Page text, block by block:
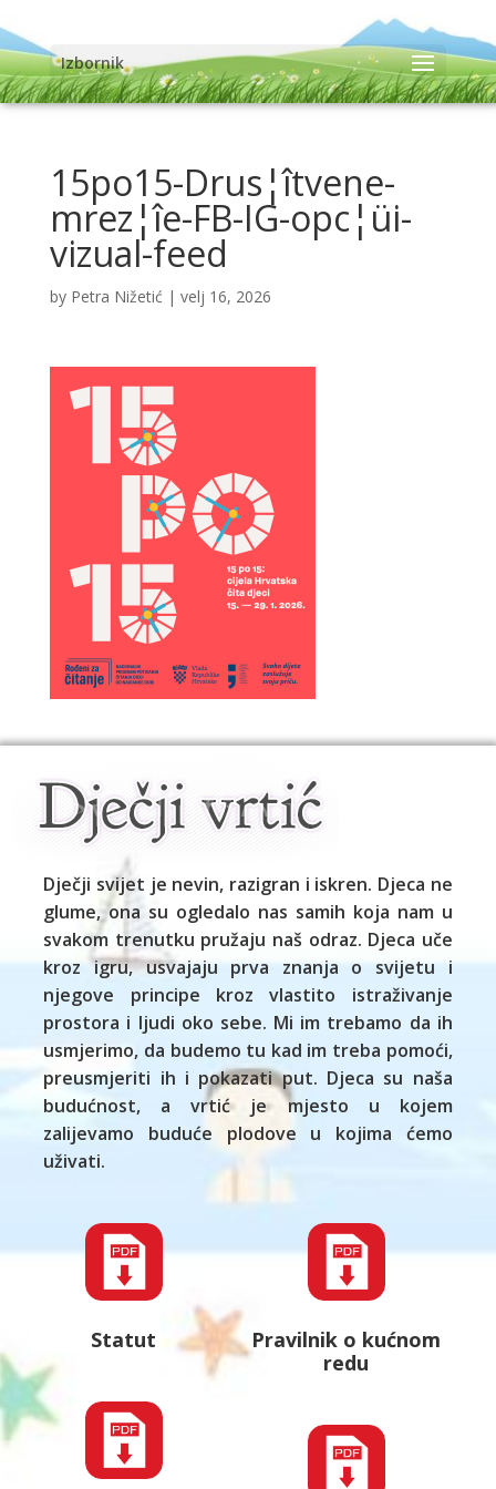
Izbornik
15po15-Drus¦îtvene-
mrez¦îe-FB-IG-opc¦üi-
vizual-feed
by Petra Nižetić | velj 16, 2026
Dječji svijet je nevin, razigran i iskren. Djeca ne
glume, ona su ogledalo nas samih koja nam u
svakom trenutku pružaju naš odraz. Djeca uče
kroz igru, usvajaju prva znanja o svijetu i
njegove principe kroz vlastito istraživanje
prostora i ljudi oko sebe. Mi im trebamo da ih
usmjerimo, da budemo tu kad im treba pomoći,
preusmjeriti ih i pokazati put. Djeca su naša
budućnost, a vrtić je mjesto u kojem
zalijevamo buduće plodove u kojima ćemo
uživati.
Statut
Pravilnik o kućnom
redu